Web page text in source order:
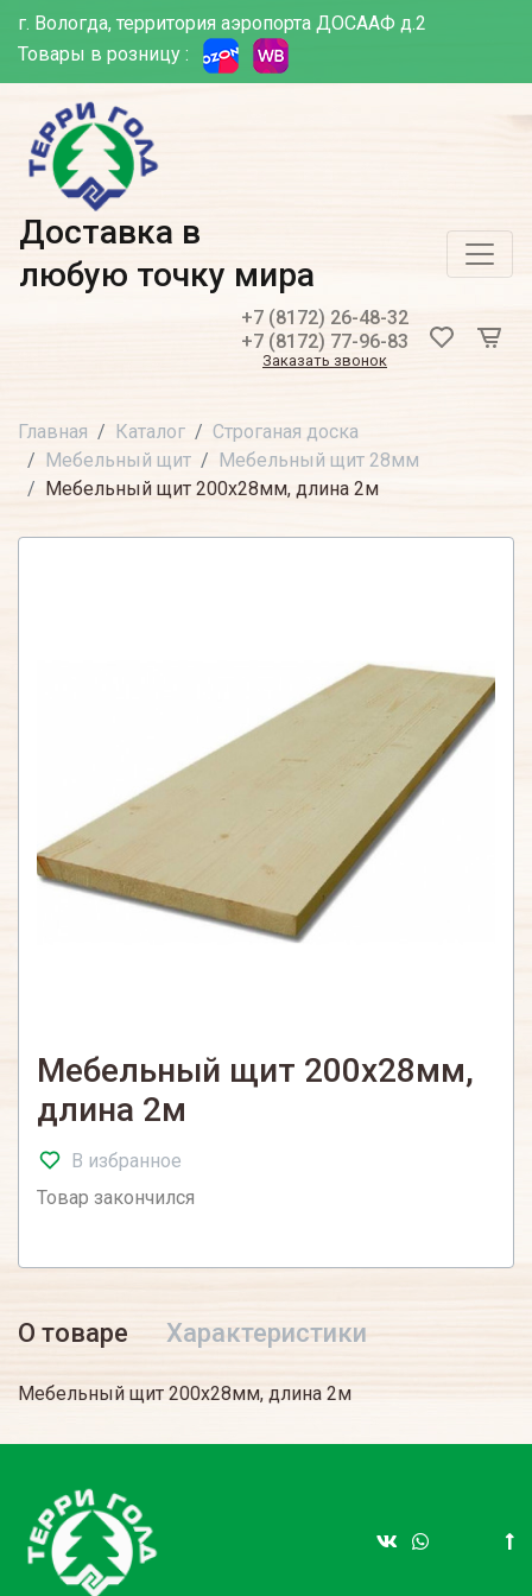
г. Вологда, территория аэропорта ДОСААФ д.2
Товары в розницу :
Доставка в
любую точку мира
+7 (8172) 26-48-32
+7 (8172) 77-96-83
Заказать звонок
Главная Каталог
Строганая доска
Мебельный щит
Мебельный щит 28мм
Мебельный щит 200х28мм, длина 2м
Мебельный щит 200х28мм,
длина 2м
В избранное
Товар закончился
О товаре Характеристики
Мебельный щит 200х28мм, длина 2м